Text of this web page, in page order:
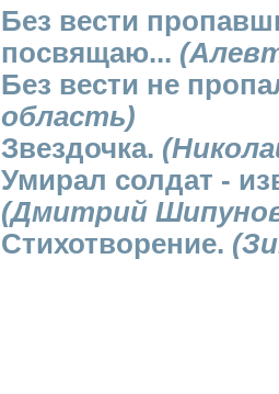
Без вести
посвящаю...
Без вести не
область)
Звездочка.
Умирал солдат -
(Дмитрий
Стихотворение.